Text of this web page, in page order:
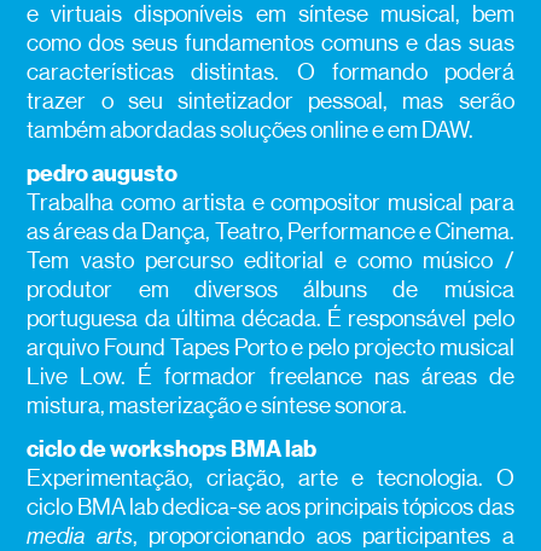
e virtuais disponíveis em síntese musical, bem
como dos seus fundamentos comuns e das suas
características distintas. O formando poderá
trazer o seu sintetizador pessoal, mas serão
também abordadas soluções online e em DAW.
pedro augusto
Trabalha como artista e compositor musical para
as áreas da Dança, Teatro, Performance e Cinema.
Tem vasto percurso editorial e como músico /
produtor em diversos álbuns de música
portuguesa da última década. É responsável pelo
arquivo Found Tapes Porto e pelo projecto musical
Live
Low. É formador freelance nas áreas de
mistura, masterização e síntese sonora.
ciclo de workshops BMA lab
Experimentação, criação, arte e tecnologia. O
ciclo BMA lab dedica-se aos principais tópicos das
media arts, proporcionando aos participantes a